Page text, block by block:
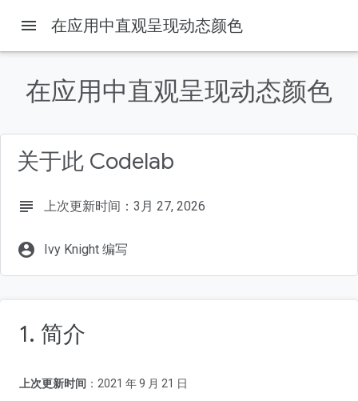
1. 简介
学习内容
所需条件
2. 开始
menu 在应用中直观呈现动态颜色
在应用中直观呈现动态颜色
关于此 Codelab
subject 上次更新时间：3月 27, 2026
account_circle Ivy Knight 编写
1. 简介
上次更新时间 ：2021 年 9 月 21 日